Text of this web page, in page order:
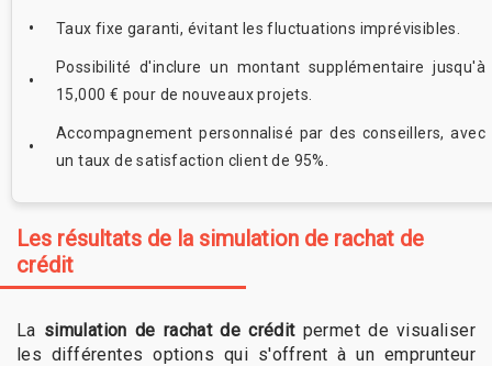
Taux fixe garanti, évitant les fluctuations imprévisibles.
Possibilité d'inclure un montant supplémentaire jusqu'à
15,000 € pour de nouveaux projets.
Accompagnement personnalisé par des conseillers, avec
un taux de satisfaction client de 95%.
Les résultats de la simulation de rachat de
crédit
La simulation de rachat de créditpermet de visualiser
les différentes options qui s'offrent à un emprunteur